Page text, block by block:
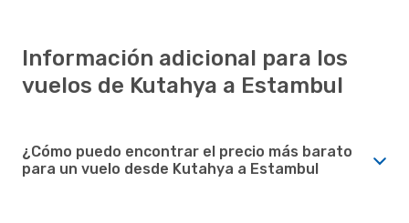
Información adicional para los
vuelos de Kutahya a Estambul
¿Cómo puedo encontrar el precio más barato
para un vuelo desde Kutahya a Estambul